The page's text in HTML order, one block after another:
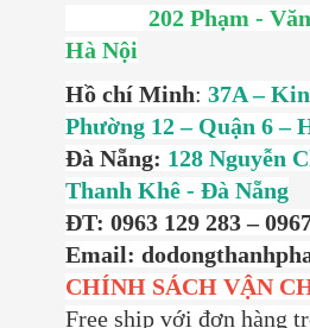
202 Phạm - Văn
Hà Nội
Hồ chí Minh: 37A –
Phường 12 – Quận 6 –
Đà Nẵng: 128 Nguyễn
Thanh Khê - Đà Nẵng
ĐT: 0963 129 283 –
Email:
CHÍNH SÁCH VẬN
Free ship với đơn hàng